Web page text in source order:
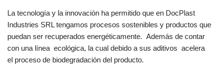
La tecnología y la innovación ha permitido que en DocPlast
Industries SRL tengamos procesos sostenibles y productos que
puedan ser recuperados energéticamente. Además de contar
con una línea ecológica, la cual debido a sus aditivos acelera
el proceso de biodegradación del producto.